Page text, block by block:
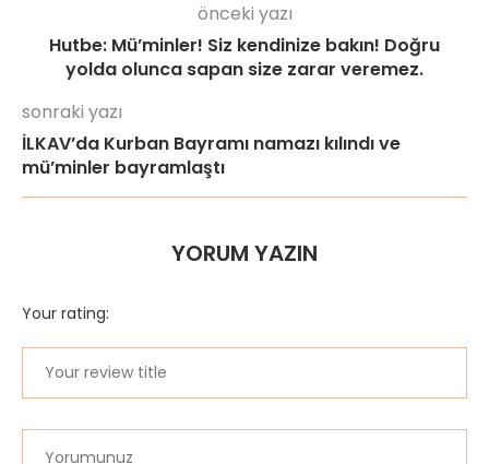
önceki yazı
Hutbe: Mü’minler! Siz kendinize bakın! Doğru
yolda olunca sapan size zarar veremez.
sonraki yazı
İLKAV’da Kurban Bayramı namazı kılındı ve
mü’minler bayramlaştı
YORUM YAZIN
Your rating: